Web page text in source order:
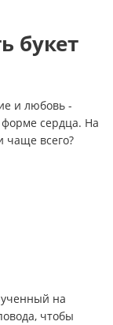
букет
и любовь -
форме сердца. На
чаще всего?
на
чтобы